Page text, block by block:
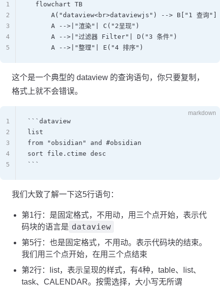
  flowchart TB
      A("dataview<br>dataviewjs") --> B["1 查询"]
      A -->|"渲染"| C("2呈现")
      A -->|"过滤器 Filter"| D("3 条件")
      A -->|"整理"| E("4 排序")
1
2
3
4
5
这个是一个典型的 dataview 的查询语句，你只要复制，
格式上就不会错误。
markdown
```dataview
list
from "obsidian" and #obsidian
sort file.ctime desc
```
1
2
3
4
5
我们大致了解一下这5行语句：
第1行：是固定格式，不用动，用三个点开始，表示代
码块的语言是 dataview
第5行：也是固定格式，不用动。表示代码块的结束。
我们用三个点开始，在用三个点结束
第2行：list，表示呈现的样式，有4种，table、list、
task、CALENDAR。按需选择，大小写无所谓